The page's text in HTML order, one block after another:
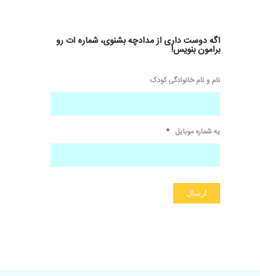
اگه دوست داری از مدادچه بشنوی، شماره ات رو
برامون بنویس!
نام و نام خانوادگی کودک
یه شماره موبایل *